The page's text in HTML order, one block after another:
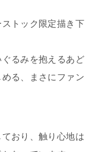
トック限定描き下
るみを抱えるあど
る、まさにファン
おり、触り心地は